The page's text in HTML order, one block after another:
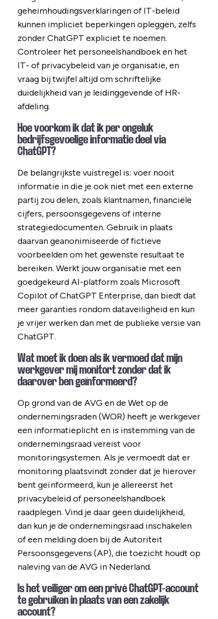
geheimhoudingsverklaringen of IT-beleid
kunnen impliciet beperkingen opleggen, zelfs
zonder ChatGPT expliciet te noemen.
Controleer het personeelshandboek en het
IT- of privacybeleid van je organisatie, en
vraag bij twijfel altijd om schriftelijke
duidelijkheid van je leidinggevende of HR-
afdeling.
Hoe voorkom ik dat ik per ongeluk
bedrijfsgevoelige informatie deel via
ChatGPT?
De belangrijkste vuistregel is: voer nooit
informatie in die je ook niet met een externe
partij zou delen, zoals klantnamen, financiële
cijfers, persoonsgegevens of interne
strategiedocumenten. Gebruik in plaats
daarvan geanonimiseerde of fictieve
voorbeelden om het gewenste resultaat te
bereiken. Werkt jouw organisatie met een
goedgekeurd AI-platform zoals Microsoft
Copilot of ChatGPT Enterprise, dan biedt dat
meer garanties rondom dataveiligheid en kun
je vrijer werken dan met de publieke versie van
ChatGPT.
Wat moet ik doen als ik vermoed dat mijn
werkgever mij monitort zonder dat ik
daarover ben geïnformeerd?
Op grond van de AVG en de Wet op de
ondernemingsraden (WOR) heeft je werkgever
een informatieplicht en is instemming van de
ondernemingsraad vereist voor
monitoringsystemen. Als je vermoedt dat er
monitoring plaatsvindt zonder dat je hierover
bent geïnformeerd, kun je allereerst het
privacybeleid of personeelshandboek
raadplegen. Vind je daar geen duidelijkheid,
dan kun je de ondernemingsraad inschakelen
of een melding doen bij de Autoriteit
Persoonsgegevens (AP), die toezicht houdt op
naleving van de AVG in Nederland.
Is het veiliger om een privé ChatGPT-account
te gebruiken in plaats van een zakelijk
account?